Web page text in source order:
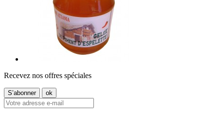
Recevez nos offres spéciales